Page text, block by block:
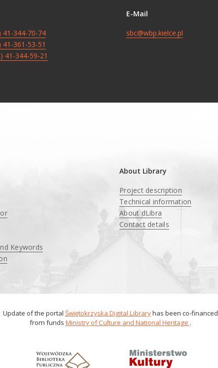
41-344-70-74
41-361-53-51
41-344-59-21
E-Mail
sbc@wbp.kielce.pl
Keywords
About Library
Project description
Technical information
About dLibra
Contact details
Update of the portal Świętokrzyska Digital Libraryhas been co-financed
from funds Ministry of Culture and National Heritage .